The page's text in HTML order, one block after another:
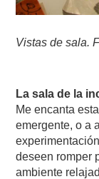
Vistas de sala.
La sala de la
Me encanta
emergente, o a
deseen romper
ambiente